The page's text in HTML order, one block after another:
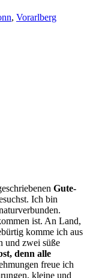
, Vorarlberg
Gute-
Ich bin
ist. An Land,
komme ich aus
und zwei süße
denn alle
freue ich
kleine und